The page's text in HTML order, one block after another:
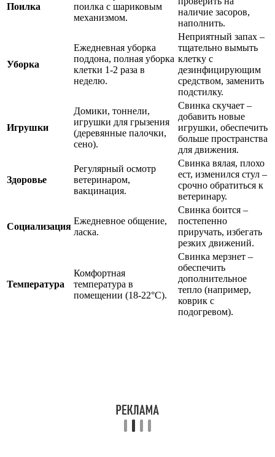
Поилка
поилка с шариковым
механизмом.
наличие засоров,
наполнить.
Уборка
Ежедневная уборка
поддона, полная уборка
клетки 1-2 раза в
неделю.
Неприятный запах –
тщательно вымыть
клетку с
дезинфицирующим
средством, заменить
подстилку.
Игрушки
Домики, тоннели,
игрушки для грызения
(деревянные палочки,
сено).
Свинка скучает –
добавить новые
игрушки, обеспечить
больше пространства
для движения.
Здоровье
Регулярный осмотр
ветеринаром,
вакцинация.
Свинка вялая, плохо
ест, изменился стул –
срочно обратиться к
ветеринару.
Социализация
Ежедневное общение,
ласка.
Свинка боится –
постепенно
приручать, избегать
резких движений.
Температура
Комфортная
температура в
помещении (18-22°C).
Свинка мерзнет –
обеспечить
дополнительное
тепло (например,
коврик с
подогревом).